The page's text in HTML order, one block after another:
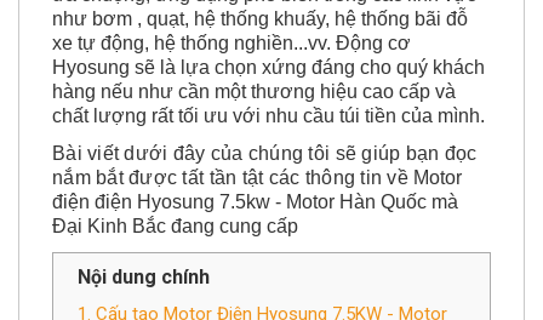
xe tự động, hệ thống nghiền...vv. Động cơ
Hyosung sẽ là lựa chọn xứng đáng cho quý khách
hàng nếu như cần một thương hiệu cao cấp và
chất lượng rất tối ưu với nhu cầu túi tiền của mình.
Bài viết dưới đây của chúng tôi sẽ giúp bạn đọc
nắm bắt được tất tần tật các thông tin vềMotor
điện điện Hyosung 7.5kw - Motor Hàn Quốc mà
Đại Kinh Bắc đang cung cấp
1. Cấu tạo Motor Điện Hyosung 7.5KW - Motor
Hàn Quốc.